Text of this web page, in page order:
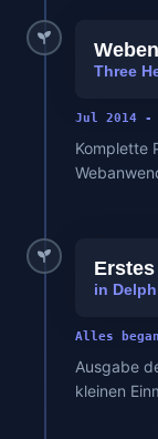
Three
Jul 2014 -
Komplette
in
Alles
Ausgabe
kleinen